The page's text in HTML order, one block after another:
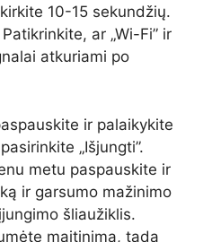
10-15 sekundžių.
Patikrinkite, ar „Wi-Fi” ir
atkuriami po
ir palaikykite
„Išjungti”.
metu paspauskite ir
ir garsumo mažinimo
šliaužiklis.
maitinimą, tada